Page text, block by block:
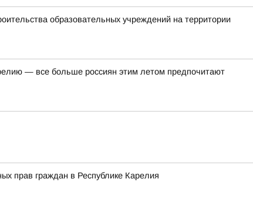
образовательных учреждений на территории
— все больше россиян этим летом предпочитают
прав граждан в Республике Карелия